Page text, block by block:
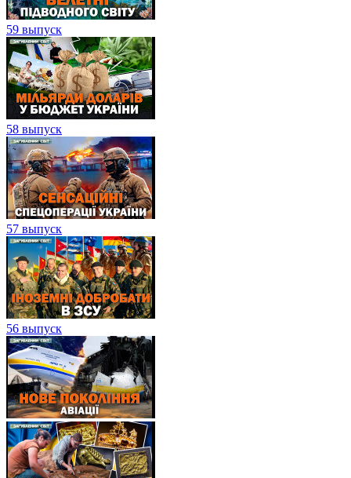
59 выпуск
58 выпуск
57 выпуск
56 выпуск